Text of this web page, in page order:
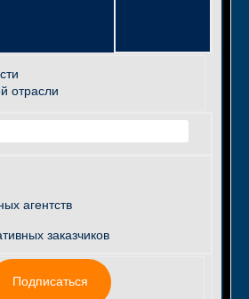
отрасли
агентств
заказчиков
Подписаться